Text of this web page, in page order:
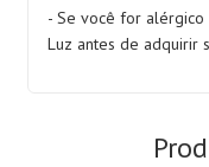
- Se você for alérgico
Luz antes de adquirir